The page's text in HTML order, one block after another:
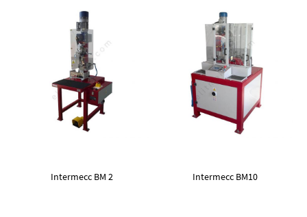
Intermecc BM 2 Intermecc BM10